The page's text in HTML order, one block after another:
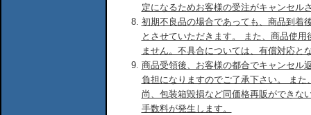
定になるためお客様の受注がキャンセル
初期不良品の場合であっても、商品到着
とさせていただきます。 また、商品使
ません。不具合については、有償対応と
商品受領後、お客様の都合でキャンセル
負担になりますのでご了承下さい。 ま
尚、包装箱毀損など同価格再販ができな
手数料が発生します。